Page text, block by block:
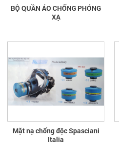
BỘ QUẦN ÁO CHỐNG PHÓNG
XẠ
Mặt nạ chống độc Spasciani
Italia